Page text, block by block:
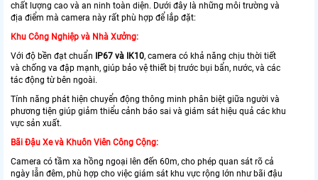
chất lượng cao và an ninh toàn diện. Dưới đây là những môi trường và
địa điểm mà camera này rất phù hợp để lắp đặt:
Khu Công Nghiệp và Nhà Xưởng:
Với độ bền đạt chuẩn
IP67 và IK10, camera có khả năng chịu thời tiết
và chống va đập mạnh, giúp bảo vệ thiết bị trước bụi bẩn, nước, và các
tác động từ bên ngoài.
Tính năng phát hiện chuyển động thông minh phân biệt giữa người và
phương tiện giúp giảm thiểu cảnh báo sai và giám sát hiệu quả các khu
vực sản xuất.
Bãi Đậu Xe và Khuôn Viên Công Cộng:
Camera có tầm xa hồng ngoại lên đến 60m, cho phép quan sát rõ cả
ngày lẫn đêm, phù hợp cho việc giám sát khu vực rộng lớn như bãi đậu